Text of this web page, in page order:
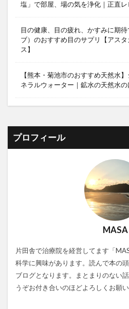
塩」で部屋、場の気を浄化｜正直レ
目の健康、目の疲れ、かすみに期
ブ）のおすすめ目のサプリ【アス
ス】
【熊本・菊池市のおすすめ天然水
ネラルウォーター｜鉱水の天然水の
プロフィール
MASA
片田舎で治療院を経営してます「
科学に興味があります。読んで本の
ブログとなります。まとまりのない
うぞお付き合いのほどよろしくお願い